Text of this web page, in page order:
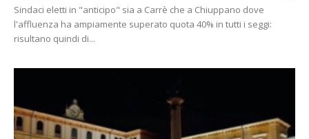
Sindaci eletti in "anticipo" sia a Carrè che a Chiuppano dove
l'affluenza ha ampiamente superato quota 40% in tutti i seggi:
risultano quindi di...